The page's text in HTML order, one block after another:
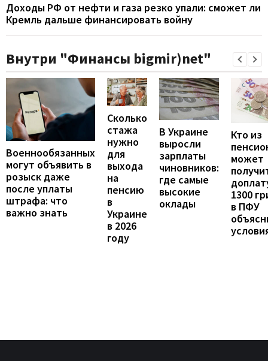
Доходы РФ от нефти и газа резко упали: сможет ли
Кремль дальше финансировать войну
Внутри "Финансы bigmir)net"
Военнообязанных
могут объявить в
розыск даже
после уплаты
штрафа: что
важно знать
Сколько
стажа
нужно
для
выхода
на
пенсию
в
Украине
в 2026
году
В Украине
выросли
зарплаты
чиновников:
где самые
высокие
оклады
Кто из
может
1300
в ПФУ